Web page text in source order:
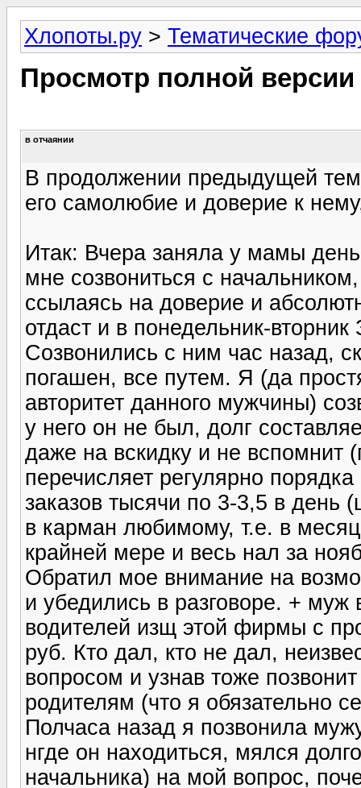
Хлопоты.ру > Тематические
Просмотр полной
в отчаянии
В продолжении предыдущей
его самолюбие и доверие к
Итак: Вчера заняла у мамы
мне созвониться с
ссылаясь на доверие и
отдаст и в понедельник-вторник
Созвонились с ним час назад,
погашен, все путем. Я (да
авторитет данного мужчины)
у него он не был, долг
даже на вскидку и не вспомнит
перечисляет регулярно
заказов тысячи по 3-3,5 в день
в карман любимому, т.е. в
крайней мере и весь нал за
Обратил мое внимание на
и убедились в разговоре. + муж
водителей изщ этой фирмы с
руб. Кто дал, кто не дал,
вопросом и узнав тоже
родителям (что я обязательно
Полчаса назад я позвонила
нгде он находиться, мялся
начальника) на мой вопрос,